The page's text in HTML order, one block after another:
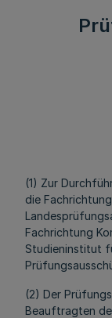
(1) Zur
die
Fachrichtung
Studieninstitut
(2) Der
Beauftragten